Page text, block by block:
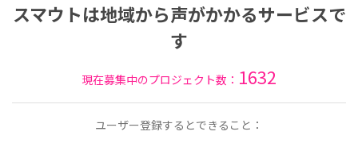
スマウトは地域から声がかかるサービスで
す
現在募集中のプロジェクト数： 1632
ユーザー登録するとできること：